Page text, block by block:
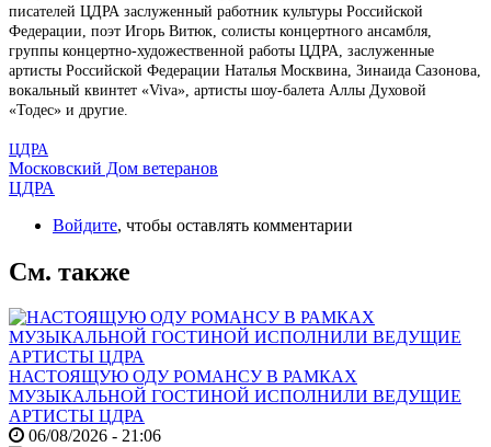
писателей ЦДРА заслуженный работник культуры Российской
Федерации, поэт Игорь Витюк, солисты концертного ансамбля,
группы концертно-художественной работы ЦДРА, заслуженные
артисты Российской Федерации Наталья Москвина, Зинаида Сазонова,
вокальный квинтет «Viva», артисты шоу-балета Аллы Духовой
«Тодес» и другие.
ЦДРА
Московский Дом ветеранов
ЦДРА
Войдите, чтобы оставлять комментарии
См. также
НАСТОЯЩУЮ ОДУ РОМАНСУ В РАМКАХ
МУЗЫКАЛЬНОЙ ГОСТИНОЙ ИСПОЛНИЛИ ВЕДУЩИЕ
АРТИСТЫ ЦДРА
06/08/2026 - 21:06